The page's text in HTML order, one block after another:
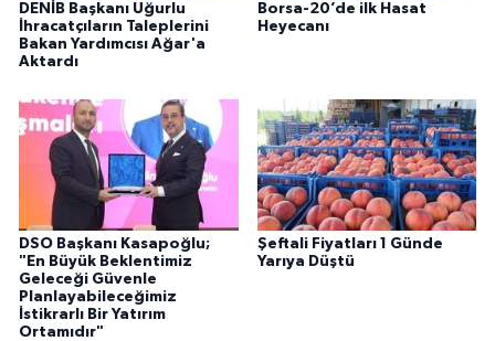
DENİB Başkanı Uğurlu
İhracatçıların Taleplerini
Bakan Yardımcısı Ağar'a
Aktardı
Borsa-20’de ilk Hasat
Heyecanı
DSO Başkanı Kasapoğlu;
"En Büyük Beklentimiz
Geleceği Güvenle
Planlayabileceğimiz
İstikrarlı Bir Yatırım
Ortamıdır"
Şeftali Fiyatları 1 Günde
Yarıya Düştü